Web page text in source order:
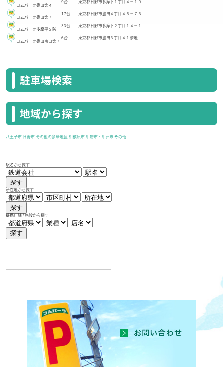
コムパーク豊田第４
9台 東京都日野市多摩平１丁目４－１０
コムパーク豊田第７
17台 東京都日野市豊田４丁目４６－７５
コムパーク多摩平２階
33台 東京都日野市多摩平２丁目１４－１
コムパーク豊田南口第７
6台 東京都日野市豊田３丁目４１隣地
駐車場検索
地域から探す
八王子市 日野市 その他の多摩地区 相模原市 甲府市・甲州市 その他
駅名から探す
探す
所在地から探す
探す
提携店舗 / 施設から探す
探す